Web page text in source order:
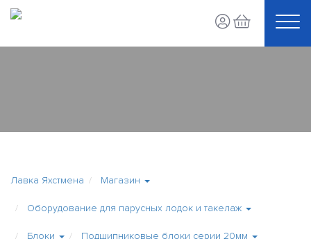
Лавка Яхстмена Магазин
Оборудование для парусных лодок и такелаж
Блоки Подшипниковые блоки серии 20мм